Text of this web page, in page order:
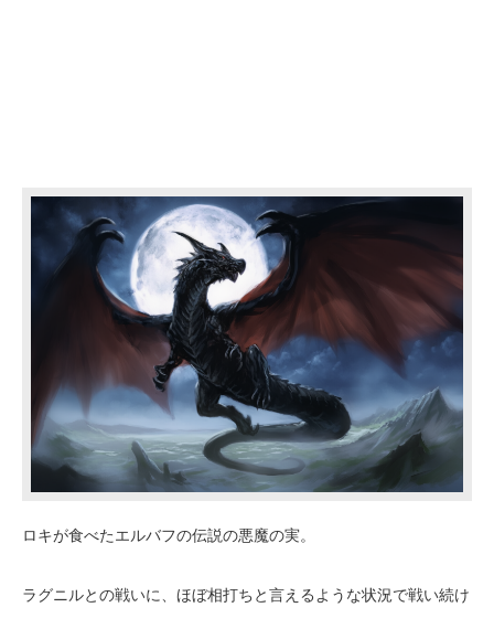
ロキが食べたエルバフの伝説の悪魔の実。
ラグニルとの戦いに、ほぼ相打ちと言えるような状況で戦い続け